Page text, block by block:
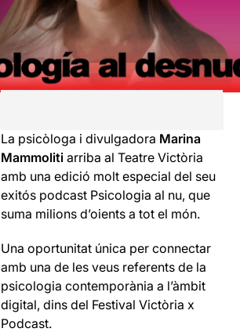
La psicòloga i divulgadora Marina
Mammoliti arriba al Teatre Victòria
amb una edició molt especial del seu
exitós podcast Psicologia al nu, que
suma milions d’oients a tot el món.
Una oportunitat única per connectar
amb una de les veus referents de la
psicologia contemporània a l’àmbit
digital, dins del Festival Victòria x
Podcast.